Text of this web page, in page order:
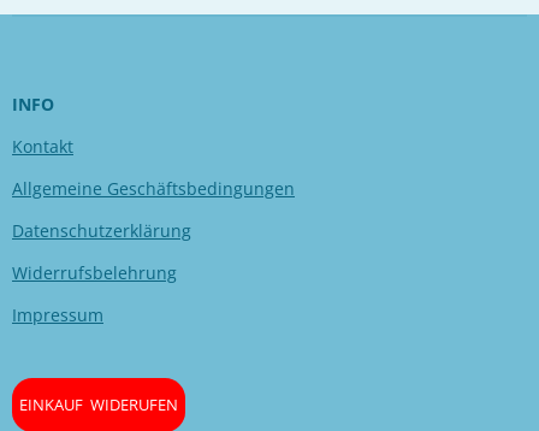
n
n
n
n
INFO
Kontakt
Allgemeine Geschäftsbedingungen
Datenschutzerklärung
Widerrufsbelehrung
Impressum
EINKAUF WIDERUFEN